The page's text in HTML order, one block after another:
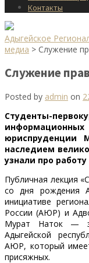
Контакты
Адыгейское
медиа > Служение
Служение
Posted by admin on
Студенты-
юриспруденции
наследием
узнали про
Публичная лекция
со дня рождения
инициативе
России (АЮР) и
Мурат Наток —
Адыгейской
АЮР, который
присяжных.